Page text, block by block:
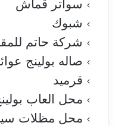
سواتر قماش
شبوك
شركة حاتم
صاله بولينج
قرميد
محل العاب
محل مظلات